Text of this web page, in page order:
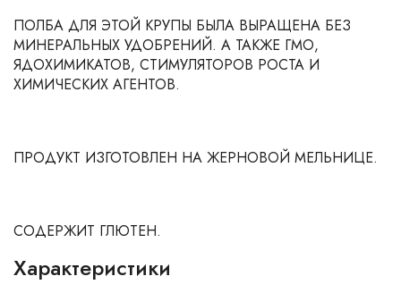
ПОЛБА ДЛЯ ЭТОЙ КРУПЫ БЫЛА ВЫРАЩЕНА БЕЗ
МИНЕРАЛЬНЫХ УДОБРЕНИЙ. А ТАКЖЕ ГМО,
ЯДОХИМИКАТОВ, СТИМУЛЯТОРОВ РОСТА И
ХИМИЧЕСКИХ АГЕНТОВ.
ПРОДУКТ ИЗГОТОВЛЕН НА ЖЕРНОВОЙ МЕЛЬНИЦЕ.
СОДЕРЖИТ ГЛЮТЕН.
Характеристики